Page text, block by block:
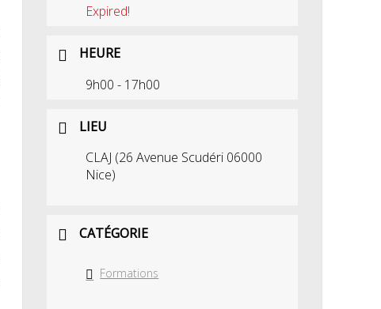
Expired!
HEURE
9h00 - 17h00
LIEU
CLAJ (26 Avenue Scudéri 06000
Nice)
CATÉGORIE
Formations